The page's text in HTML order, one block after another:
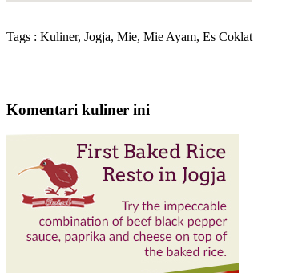
Tags : Kuliner, Jogja, Mie, Mie Ayam, Es Coklat
Komentari kuliner ini